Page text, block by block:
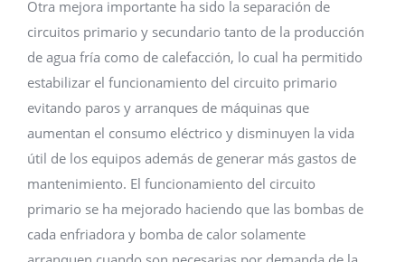
Otra mejora importante ha sido la separación de
circuitos primario y secundario tanto de la producción
de agua fría como de calefacción, lo cual ha permitido
estabilizar el funcionamiento del circuito primario
evitando paros y arranques de máquinas que
aumentan el consumo eléctrico y disminuyen la vida
útil de los equipos además de generar más gastos de
mantenimiento. El funcionamiento del circuito
primario se ha mejorado haciendo que las bombas de
cada enfriadora y bomba de calor solamente